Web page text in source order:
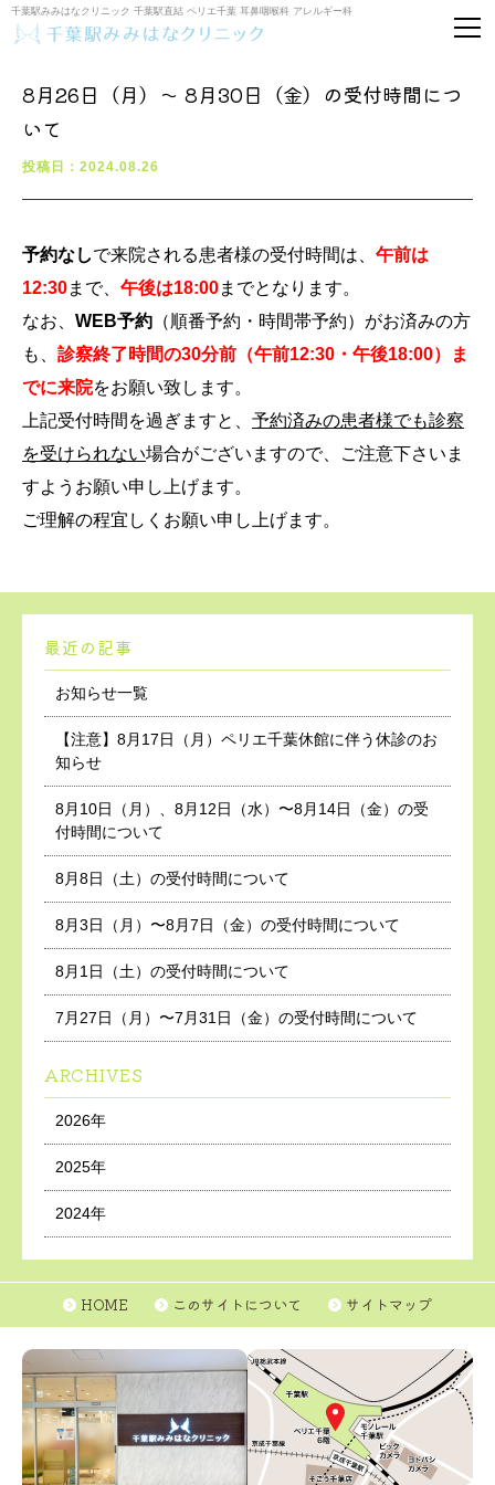
千葉駅みみはなクリニック 千葉駅直結 ペリエ千葉 耳鼻咽喉科 アレルギー科
8月26日（月）〜 8月30日（金）の受付時間につ
いて
投稿日：2024.08.26
予約なしで来院される患者様の受付時間は、 午前は
12:30まで、 午後は18:00までとなります。
なお、 WEB予約 （順番予約・時間帯予約）がお済みの方
も、 診察終了時間の30分前（午前12:30・午後18:00）ま
でに来院をお願い致します。
上記受付時間を過ぎますと、 予約済みの患者様でも診察
を受けられない場合がございますので、ご注意下さいま
すようお願い申し上げます。
ご理解の程宜しくお願い申し上げます。
最近の記事
お知らせ一覧
【注意】8月17日（月）ペリエ千葉休館に伴う休診のお
知らせ
8月10日（月）、8月12日（水）〜8月14日（金）の受
付時間について
8月8日（土）の受付時間について
8月3日（月）〜8月7日（金）の受付時間について
8月1日（土）の受付時間について
7月27日（月）〜7月31日（金）の受付時間について
ARCHIVES
2026年
2025年
2024年
HOME このサイトについて サイトマップ